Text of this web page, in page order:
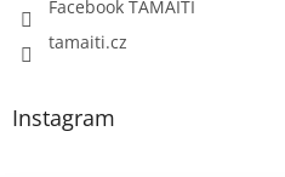
Facebook TAMAITI
tamaiti.cz
Instagram